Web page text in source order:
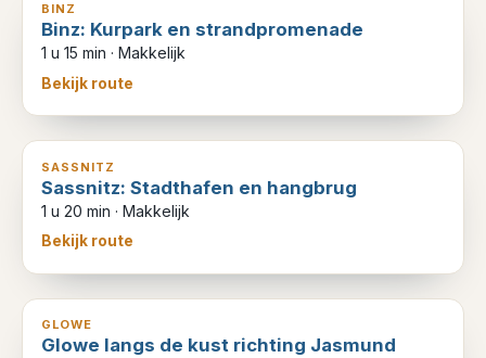
BINZ
Binz: Kurpark en strandpromenade
1 u 15 min · Makkelijk
Bekijk route
4km
SASSNITZ
Sassnitz: Stadthafen en hangbrug
1 u 20 min · Makkelijk
Bekijk route
10km
GLOWE
Glowe langs de kust richting Jasmund